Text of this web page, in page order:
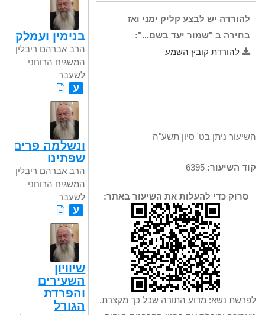
להורדה יש לבצע קליק ימני ואז
בחירה ב "שמור יעד בשם...":
להורדת קובץ השמע
השיעור ניתן בט' סיון תשע"ה
קוד השיעור:
סרוק כדי להעלות את השיעור באתר:
לפרשת נשא: מדוע התורה שכל כך מקצרת,
בנימין ועמלק
הרב אברהם ריבלין,
המשגיח הרוחני
לשעבר
ע
ונשלמה פרים
שפתינו
הרב אברהם ריבלין,
המשגיח הרוחני
לשעבר
ע
שיוויון
השעירים
והפרדת
הגורל